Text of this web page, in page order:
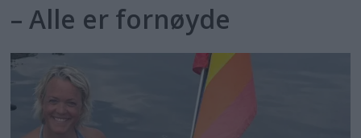
– Alle er fornøyde